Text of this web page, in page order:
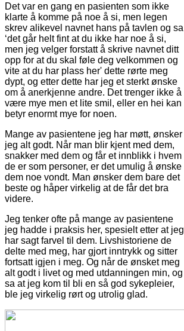
Det var en gang en pasienten som ikke
klarte å komme på noe å si, men legen
skrev alikevel navnet hans på tavlen og sa
‘det går helt fint at du ikke har noe å si,
men jeg velger forstatt å skrive navnet ditt
opp for at du skal føle deg velkommen og
vite at du har plass her' dette rørte meg
dypt, og etter dette har jeg et sterkt ønske
om å anerkjenne andre. Det trenger ikke å
være mye men et lite smil, eller en hei kan
betyr enormt mye for noen.
Mange av pasientene jeg har møtt, ønsker
jeg alt godt. Når man blir kjent med dem,
snakker med dem og får et innblikk i hvem
de er som personer, er det umulig å ønske
dem noe vondt. Man ønsker dem bare det
beste og håper virkelig at de får det bra
videre.
Jeg tenker ofte på mange av pasientene
jeg hadde i praksis her, spesielt etter at jeg
har sagt farvel til dem. Livshistoriene de
delte med meg, har gjort inntrykk og sitter
fortsatt igjen i meg. Og når de ønsket meg
alt godt i livet og med utdanningen min, og
sa at jeg kom til bli en så god sykepleier,
ble jeg virkelig rørt og utrolig glad.